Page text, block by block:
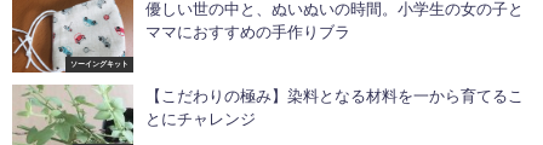
ソーイングキット
優しい世の中と、ぬいぬいの時間。小学生の女の子と
ママにおすすめの手作りブラ
【こだわりの極み】染料となる材料を一から育てるこ
とにチャレンジ